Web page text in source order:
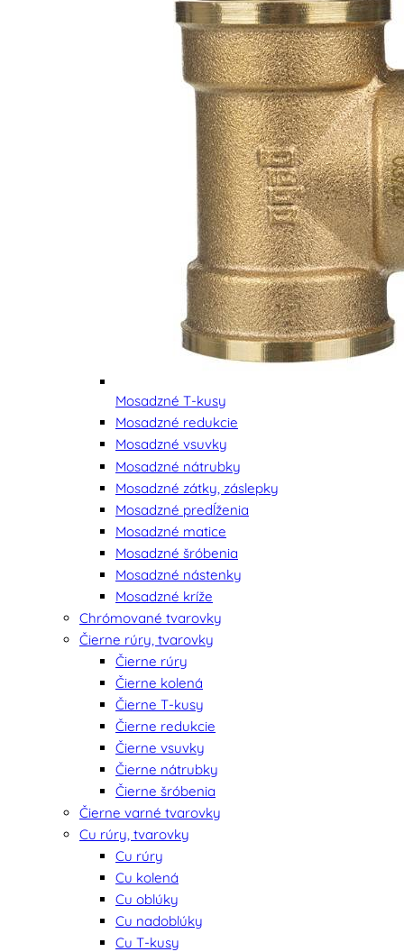
Mosadzné T-kusy
Mosadzné redukcie
Mosadzné vsuvky
Mosadzné nátrubky
Mosadzné zátky, záslepky
Mosadzné predĺženia
Mosadzné matice
Mosadzné šróbenia
Mosadzné nástenky
Mosadzné kríže
Chrómované tvarovky
Čierne rúry, tvarovky
Čierne rúry
Čierne kolená
Čierne T-kusy
Čierne redukcie
Čierne vsuvky
Čierne nátrubky
Čierne šróbenia
Čierne varné tvarovky
Cu rúry, tvarovky
Cu rúry
Cu kolená
Cu oblúky
Cu nadoblúky
Cu T-kusy